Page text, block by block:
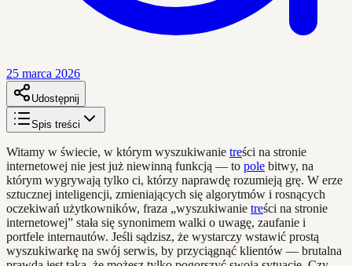
25 marca 2026
Udostępnij
Spis treści
Witamy w świecie, w którym wyszukiwanie treści na stronie
internetowej nie jest już niewinną funkcją — to pole bitwy, na
którym wygrywają tylko ci, którzy naprawdę rozumieją grę. W erze
sztucznej inteligencji, zmieniających się algorytmów i rosnących
oczekiwań użytkowników, fraza „wyszukiwanie treści na stronie
internetowej” stała się synonimem walki o uwagę, zaufanie i
portfele internautów. Jeśli sądzisz, że wystarczy wstawić prostą
wyszukiwarkę na swój serwis, by przyciągnąć klientów — brutalna